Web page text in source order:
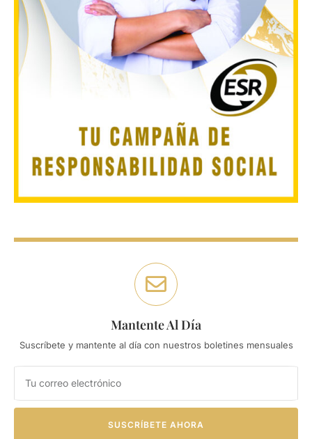
Mantente Al Día
Suscríbete y mantente al día con nuestros boletines mensuales
SUSCRÍBETE AHORA